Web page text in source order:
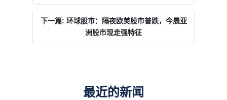
下一篇: 环球股市：隔夜欧美股市普跌，今晨亚
洲股市现走强特征
最近的新闻